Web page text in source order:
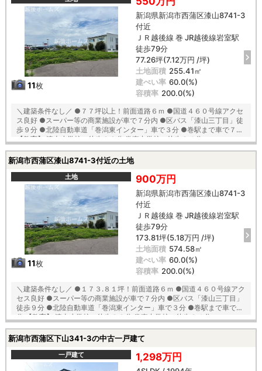
11枚
新潟県新潟市西蒲区漆山8741-3
付近
ＪＲ越後線 巻 JR越後線岩室駅
徒歩79分
77.26坪(7.12万円 /坪)
土地面積 255.41㎡
建ぺい率 60.0(%)
容積率 200.0(%)
＼建築条件なし／ ●７７坪以上！前面道路６ｍ ●国道４６０号線アクセ
ス良好 ●スーパー等の商業施設が車で７分内 ●区バス「漆山三丁目」徒
歩９分 ●北陸自動車道「巻潟東インター」車で３分 ●巻駅まで車で７分
【教育】 漆山小学校 徒歩２０分 巻東中学校 徒歩３４分
新潟市西蒲区漆山8741-3付近の土地
土地
11枚
900万円
新潟県新潟市西蒲区漆山8741-3
付近
ＪＲ越後線 巻 JR越後線岩室駅
徒歩79分
173.81坪(5.18万円 /坪)
土地面積 574.58㎡
建ぺい率 60.0(%)
容積率 200.0(%)
＼建築条件なし／ ●１７３.８１坪！前面道路６ｍ ●国道４６０号線アク
セス良好 ●スーパー等の商業施設が車で７分内 ●区バス「漆山三丁目」
徒歩９分 ●北陸自動車道「巻潟東インター」車で３分 ●巻駅まで車で７
分 【教育】 漆山小学校 徒歩２０分 巻東中学校 徒歩３４分
新潟市西蒲区下山341-3の中古一戸建て
一戸建て 1,298万円